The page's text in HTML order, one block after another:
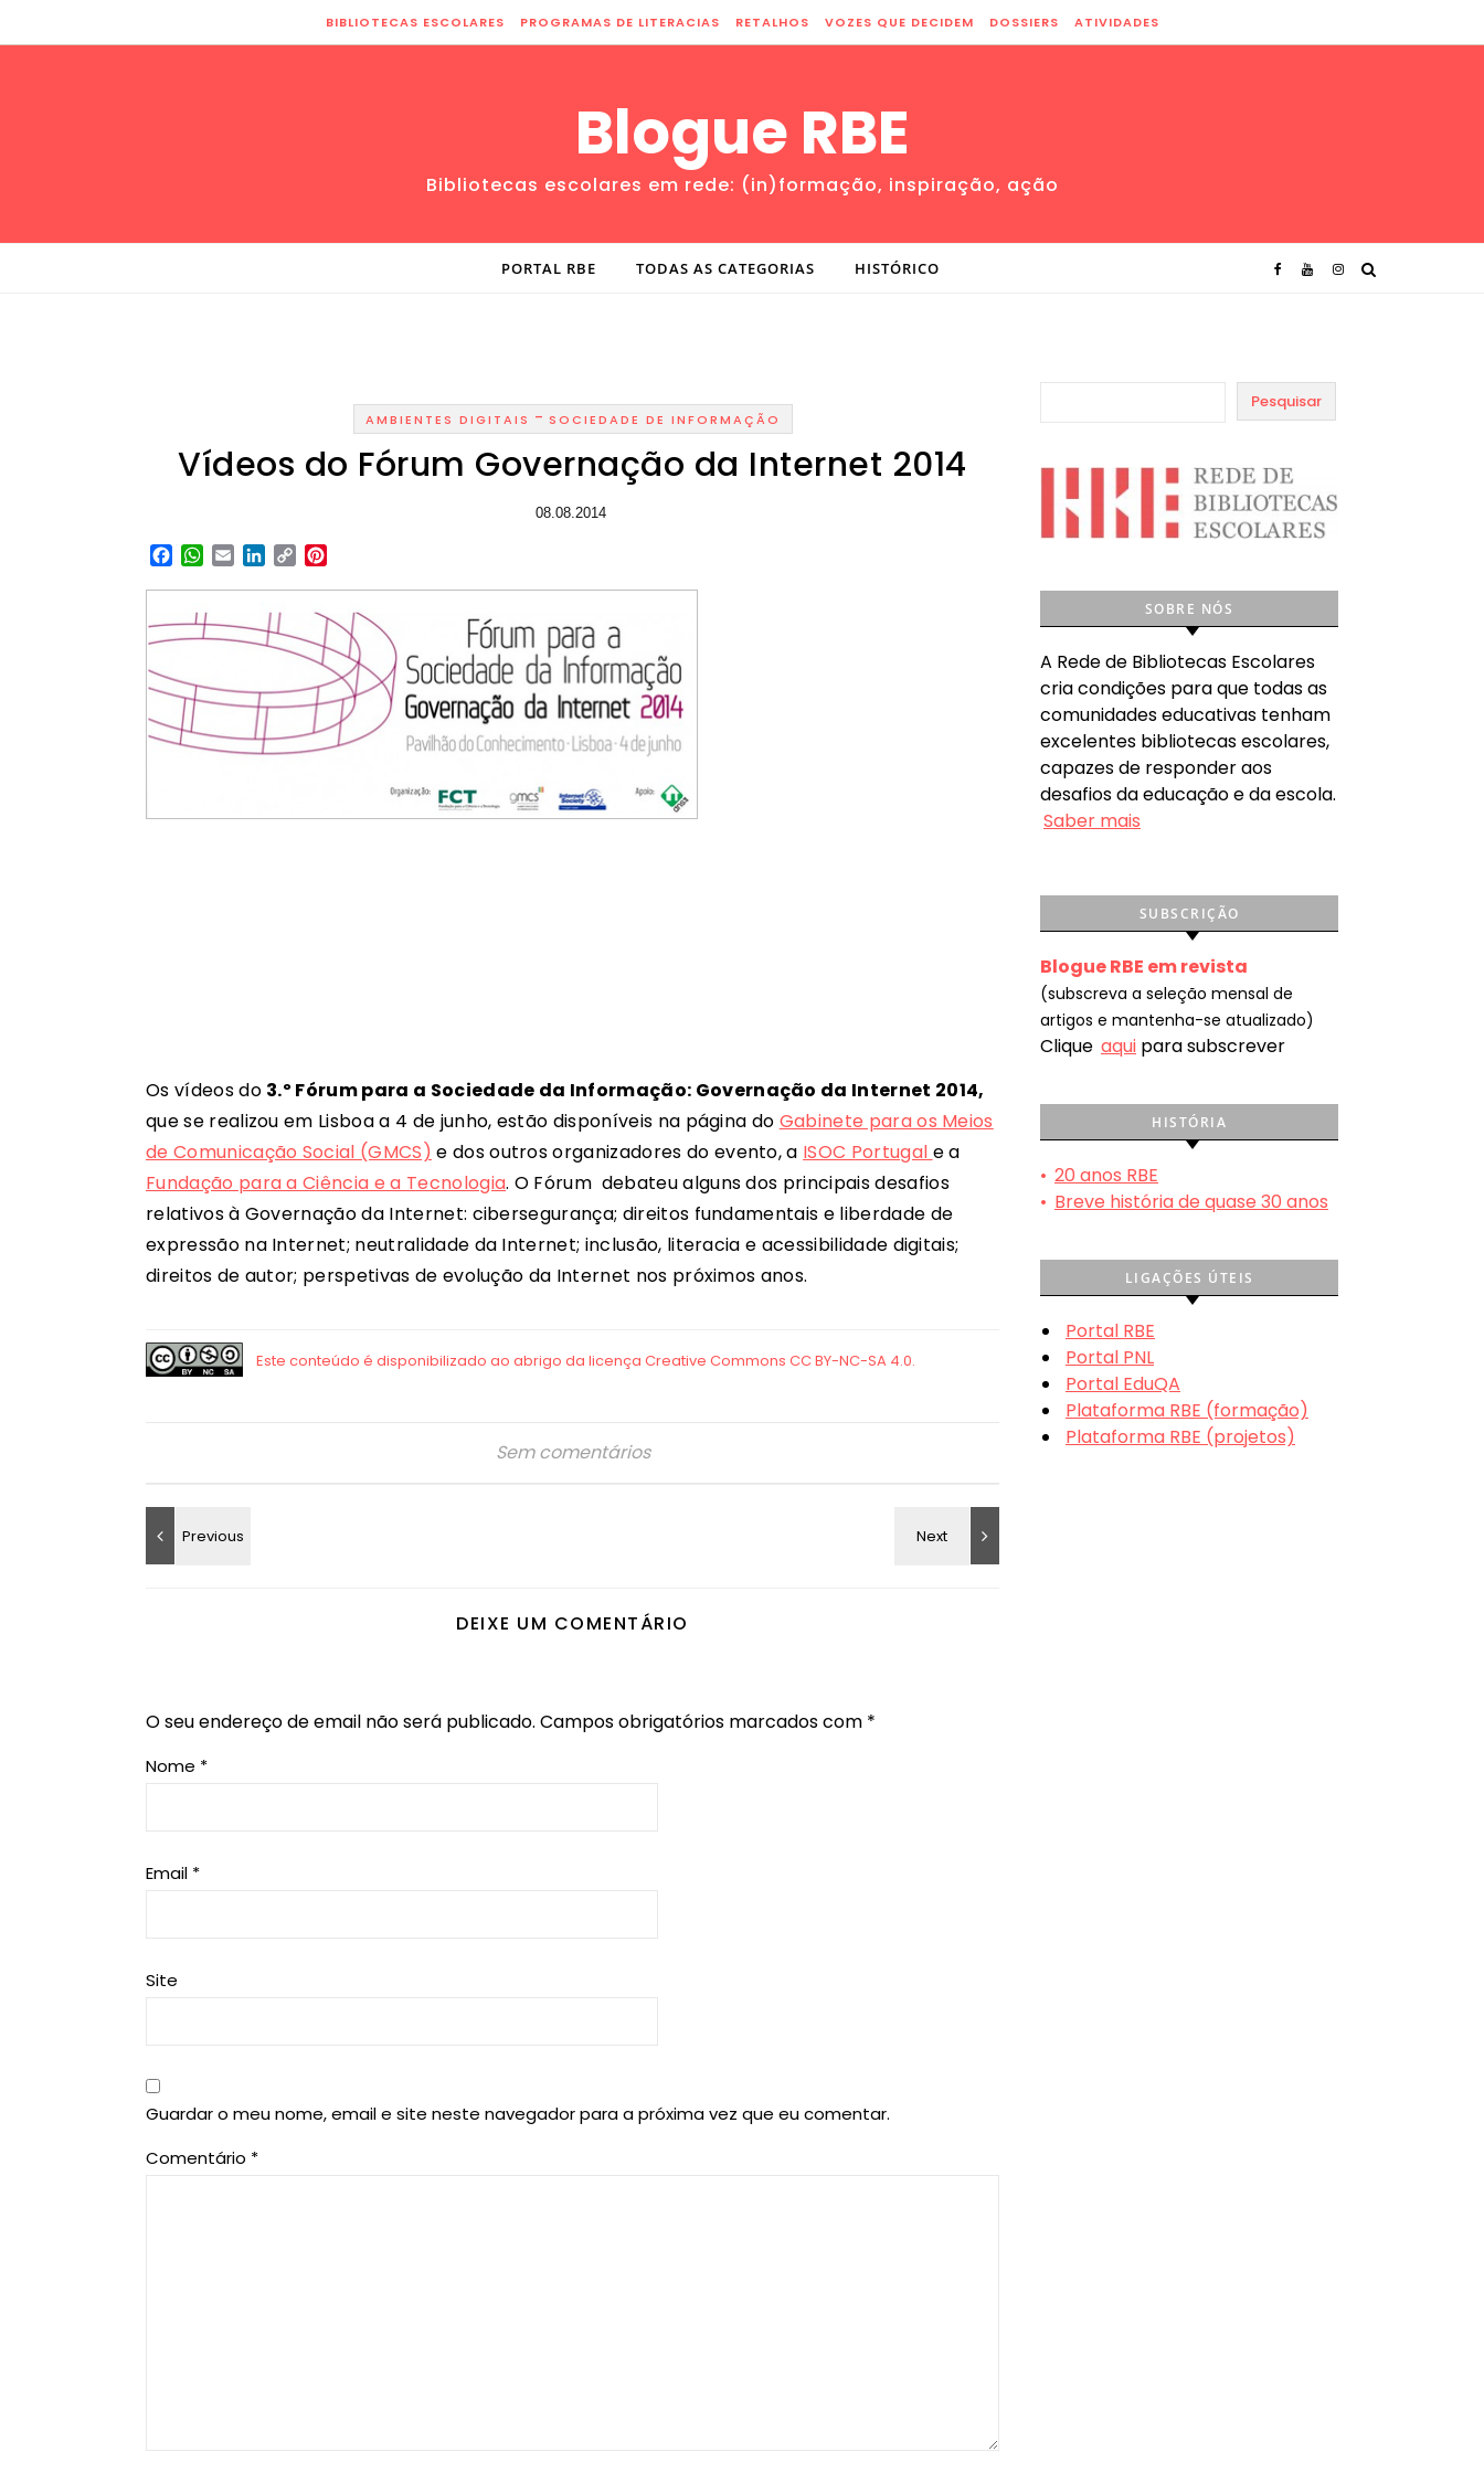
BIBLIOTECAS ESCOLARES PROGRAMAS DE LITERACIAS RETALHOS VOZES QUE DECIDEM DOSSIERS ATIVIDADES
Blogue RBE
Bibliotecas escolares em rede: (in)formação, inspiração, ação
PORTAL RBE TODAS AS CATEGORIAS HISTÓRICO
AMBIENTES DIGITAIS - SOCIEDADE DE INFORMAÇÃO
Vídeos do Fórum Governação da Internet 2014
08.08.2014
Facebook
WhatsApp
EmailLinkedIn
Copy
Os vídeos do 3.º Fórum para a Sociedade da Informação: Governação da Internet 2014,
que se realizou em Lisboa a 4 de junho, estão disponíveis na página do Gabinete para os Meios
de Comunicação Social (GMCS) e dos outros organizadores do evento, a ISOC Portugal e a
Fundação para a Ciência e a Tecnologia. O Fórum debateu alguns dos principais desafios
relativos à Governação da Internet: cibersegurança; direitos fundamentais e liberdade de
expressão na Internet; neutralidade da Internet; inclusão, literacia e acessibilidade digitais;
direitos de autor; perspetivas de evolução da Internet nos próximos anos.
Sem comentários
DEIXE UM COMENTÁRIO
O seu endereço de email não será publicado. Campos obrigatórios marcados com *
Nome *
Email *
Site
Guardar o meu nome, email e site neste navegador para a próxima vez que eu comentar.
Comentário *
Pesquisar
SOBRE NÓS
A Rede de Bibliotecas Escolares
cria condições para que todas as
comunidades educativas tenham
excelentes bibliotecas escolares,
capazes de responder aos
desafios da educação e da escola.
Saber mais
SUBSCRIÇÃO
Blogue RBE em revista
(subscreva a seleção mensal de
artigos e mantenha-se atualizado)
Clique aqui para subscrever
HISTÓRIA
• 20 anos RBE
• Breve história de quase 30 anos
LIGAÇÕES ÚTEIS
Portal RBE
Portal PNL
Portal EduQA
Plataforma RBE (formação)
Plataforma RBE (projetos)